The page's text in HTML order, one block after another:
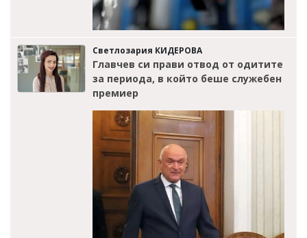
Светлозария КИДЕРОВА
Главчев си прави отвод от одитите
за периода, в който беше служебен
премиер